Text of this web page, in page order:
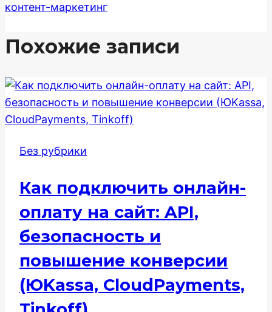
контент-маркетинг
Похожие записи
Без рубрики
Как подключить онлайн-
оплату на сайт: API,
безопасность и
повышение конверсии
(ЮKassa, CloudPayments,